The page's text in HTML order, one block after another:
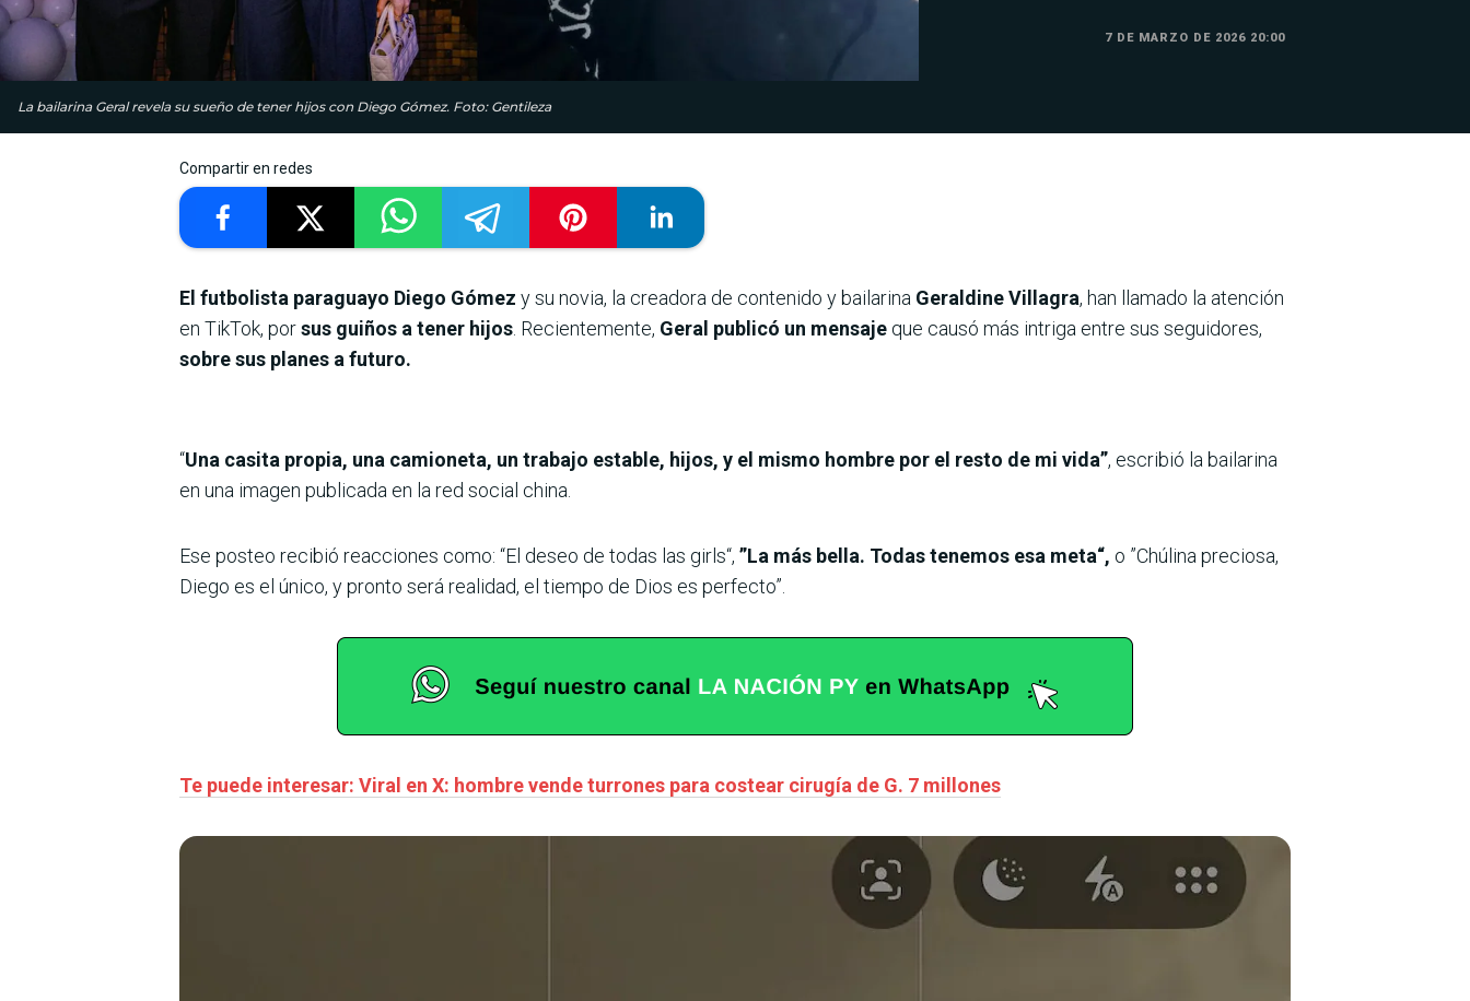
La bailarina Geral revela su sueño de tener hijos con Diego Gómez. Foto: Gentileza
7 DE MARZO DE 2026 20:00
Compartir en redes
El futbolista paraguayo Diego Gómez y su novia, la creadora de contenido y bailarina Geraldine Villagra, han llamado la atención
en TikTok, porsus guiños a tener hijos . Recientemente, Geral publicó un mensaje que causó más intriga entre sus seguidores,
sobre sus planes a futuro.
“Una casita propia, una camioneta, un trabajo estable, hijos, y el mismo hombre por el resto de mi vida”, escribió la bailarina
en una imagen publicada en la red social china.
Ese posteo recibió reacciones como: “El deseo de todas las girls“, ”La más bella. Todas tenemos esa meta“, o ”Chúlina preciosa,
Diego es el único, y pronto será realidad, el tiempo de Dios es perfecto”.
Te puede interesar: Viral en X: hombre vende turrones para costear cirugía de G. 7 millones